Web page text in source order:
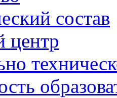
состав
центр